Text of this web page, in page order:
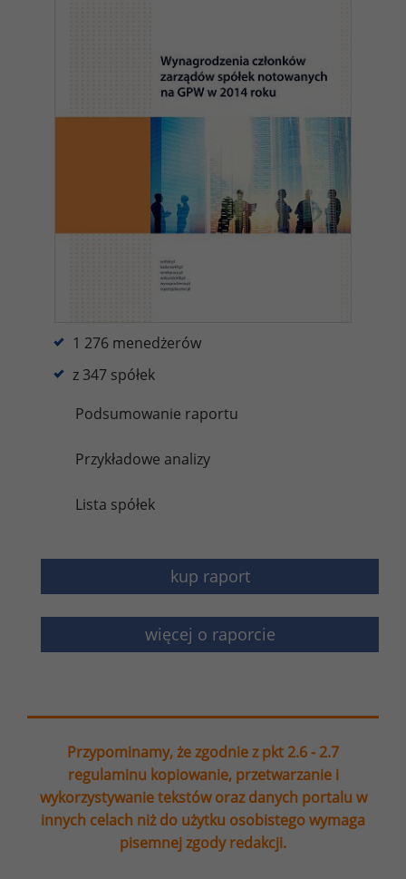
1 276 menedżerów
z 347 spółek
Podsumowanie raportu
Przykładowe analizy
Lista spółek
kup raport
więcej o raporcie
Przypominamy, że zgodnie z pkt 2.6 - 2.7
regulaminu kopiowanie, przetwarzanie i
wykorzystywanie tekstów oraz danych portalu w
innych celach niż do użytku osobistego wymaga
pisemnej zgody redakcji.